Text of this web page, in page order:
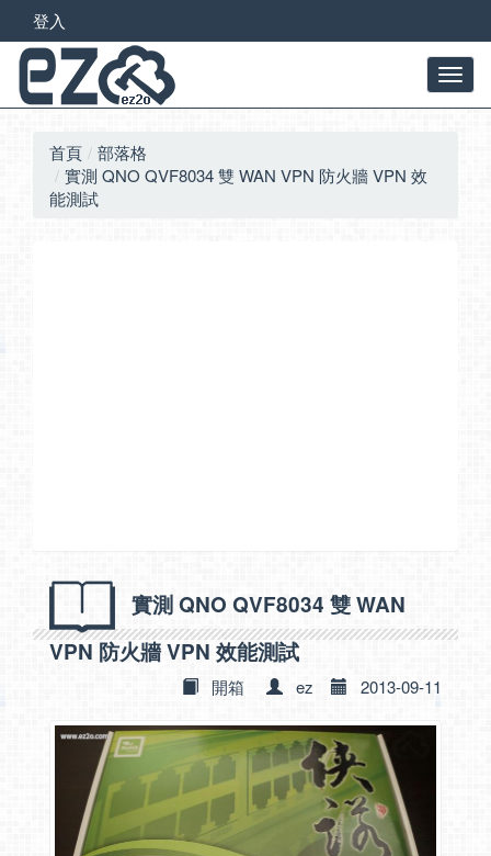
登入
首頁
部落格
實測 QNO QVF8034 雙 WAN VPN 防火牆 VPN 效
能測試
實測 QNO QVF8034 雙 WAN
VPN 防火牆 VPN 效能測試
開箱 ez 2013-09-11